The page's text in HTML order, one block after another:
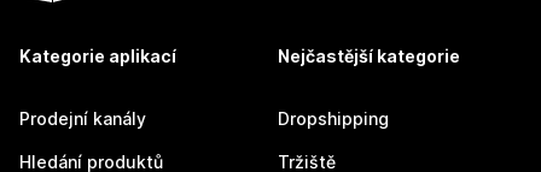
Kategorie aplikací
Prodejní kanály
Hledání produktů
Nejčastější kategorie
Dropshipping
Tržiště